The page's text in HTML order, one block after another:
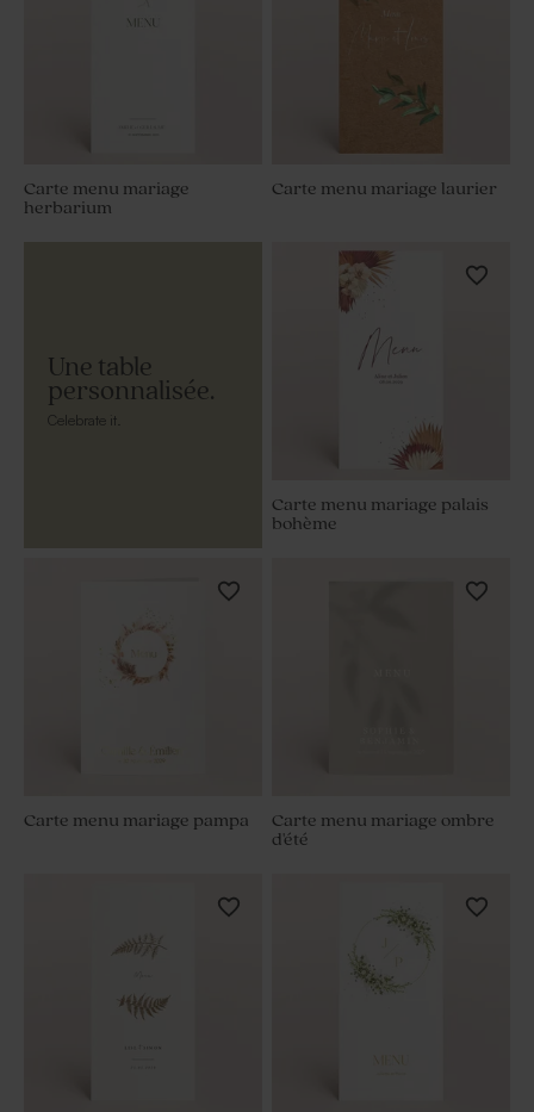
Une table
personnalisée.
Celebrate it.
Carte menu mariage
herbarium
Carte menu mariage laurier
Carte menu mariage palais
bohème
Carte menu mariage pampa
Carte menu mariage ombre
d'été